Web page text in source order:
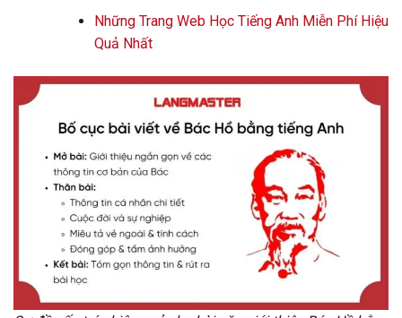
Những Trang Web Học Tiếng Anh Miễn Phí Hiệu
Quả Nhất